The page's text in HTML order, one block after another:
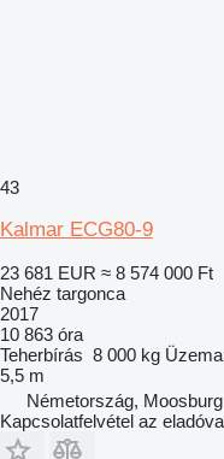
43
Kalmar ECG80-9
23 681 EUR ≈ 8 574 000 Ft
Nehéz targonca
2017
10 863 óra
Teherbírás 8 000 kg
5,5 m
Németország, Moosburg
Kapcsolatfelvétel az